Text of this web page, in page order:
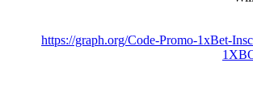
https://graph.org/Code-Promo-1xBet-